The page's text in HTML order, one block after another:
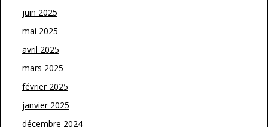
juin 2025
mai 2025
avril 2025
mars 2025
février 2025
janvier 2025
décembre 2024